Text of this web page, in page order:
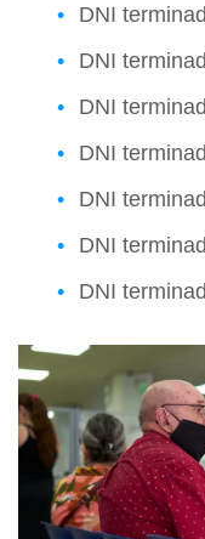
DNI
DNI
DNI
DNI
DNI
DNI
DNI